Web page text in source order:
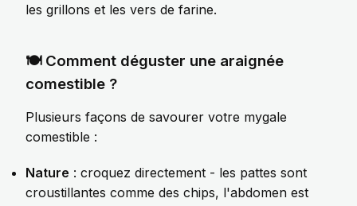
les grillons et les vers de farine.
🍽️ Comment déguster une araignée
comestible ?
Plusieurs façons de savourer votre mygale
comestible :
Nature : croquez directement - les pattes sont
croustillantes comme des chips, l'abdomen est